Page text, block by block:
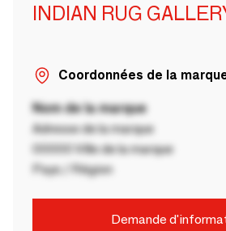
INDIAN RUG
Coordonnées de la
Nom de la marque
Adresse de la marque
00000 Ville de la marque
Pays / Région
Demande